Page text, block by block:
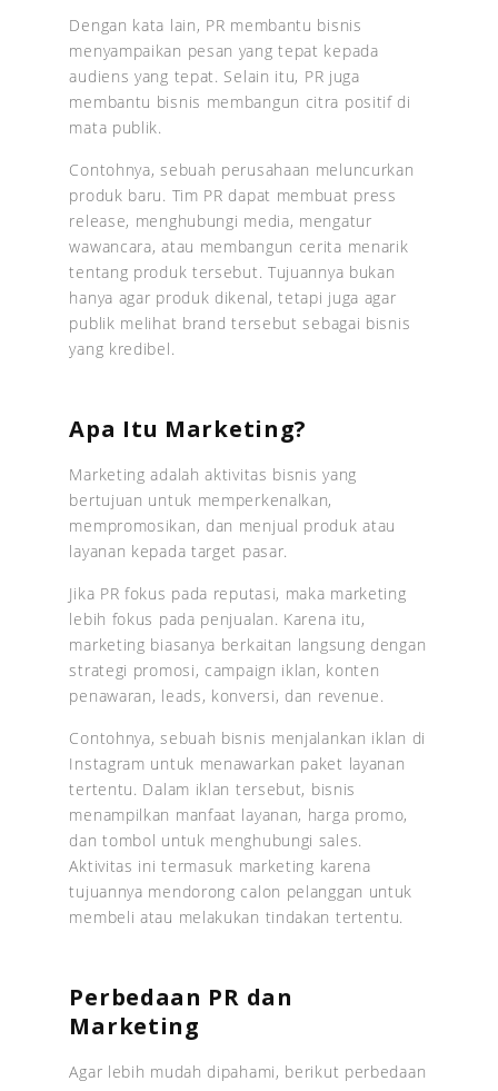
Dengan kata lain, PR membantu bisnis
menyampaikan pesan yang tepat kepada
audiens yang tepat. Selain itu, PR juga
membantu bisnis membangun citra positif di
mata publik.
Contohnya, sebuah perusahaan meluncurkan
produk baru. Tim PR dapat membuat press
release, menghubungi media, mengatur
wawancara, atau membangun cerita menarik
tentang produk tersebut. Tujuannya bukan
hanya agar produk dikenal, tetapi juga agar
publik melihat brand tersebut sebagai bisnis
yang kredibel.
Apa Itu Marketing?
Marketing adalah aktivitas bisnis yang
bertujuan untuk memperkenalkan,
mempromosikan, dan menjual produk atau
layanan kepada target pasar.
Jika PR fokus pada reputasi, maka marketing
lebih fokus pada penjualan. Karena itu,
marketing biasanya berkaitan langsung dengan
strategi promosi, campaign iklan, konten
penawaran, leads, konversi, dan revenue.
Contohnya, sebuah bisnis menjalankan iklan di
Instagram untuk menawarkan paket layanan
tertentu. Dalam iklan tersebut, bisnis
menampilkan manfaat layanan, harga promo,
dan tombol untuk menghubungi sales.
Aktivitas ini termasuk marketing karena
tujuannya mendorong calon pelanggan untuk
membeli atau melakukan tindakan tertentu.
Perbedaan PR dan
Marketing
Agar lebih mudah dipahami, berikut perbedaan